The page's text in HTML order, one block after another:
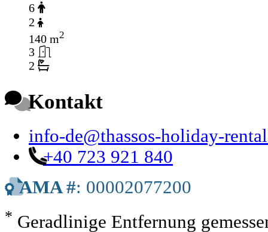
6
2
140 m2
3
2
Kontakt
info-de@thassos-holiday-
+40 723 921 840
AMA #: 00002077200
* Geradlinige Entfernung